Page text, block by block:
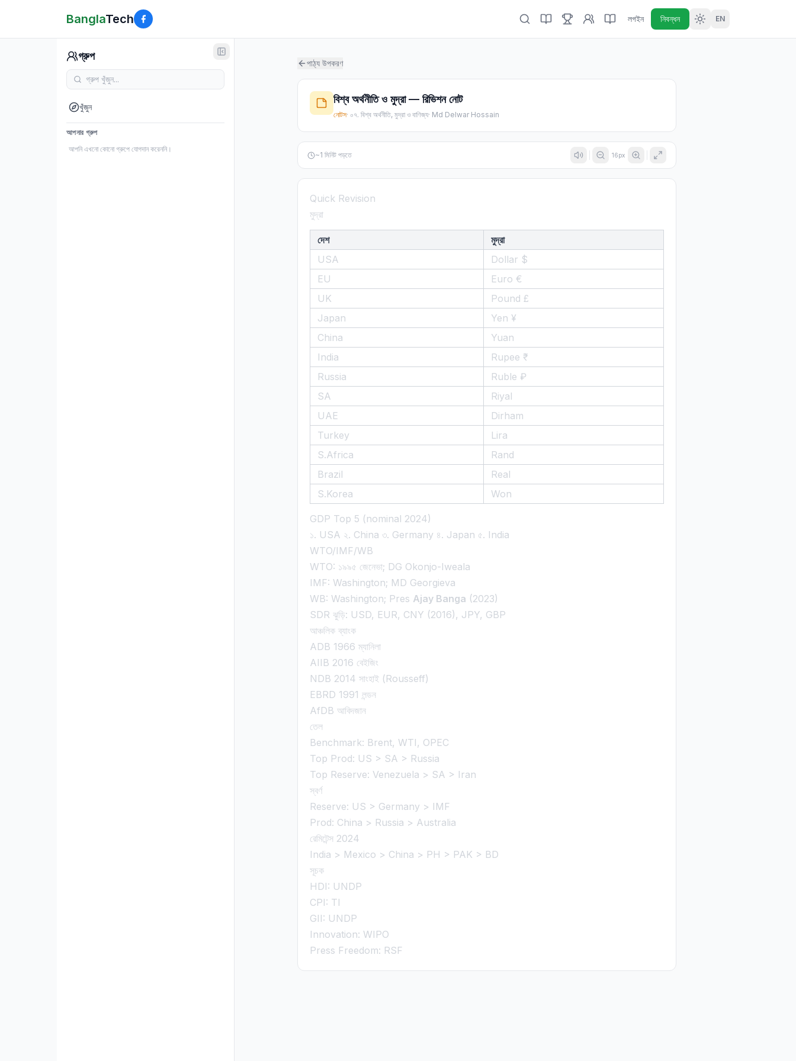
BanglaTech লগইন নিবন্ধন EN
গ্রুপ
খুঁজুন
আপনার গ্রুপ
আপনি এখনো কোনো গ্রুপে যোগদান করেননি।
পাঠ্য উপকরণ
বিশ্ব অর্থনীতি ও মুদ্রা — রিভিশন নোট
নোটস· ০৭. বিশ্ব অর্থনীতি, মুদ্রা ও বাণিজ্য· Md Delwar Hossain
~1 মিনিট পড়তে 16px
Quick Revision
মুদ্রা
দেশ
মুদ্রা
USA
Dollar $
EU
Euro €
UK
Pound £
Japan
Yen ¥
China
Yuan
India
Rupee ₹
Russia
Ruble ₽
SA
Riyal
UAE
Dirham
Turkey
Lira
S.Africa
Rand
Brazil
Real
S.Korea
Won
GDP Top 5 (nominal 2024)
১. USA ২. China ৩. Germany ৪. Japan ৫. India
WTO/IMF/WB
WTO: ১৯৯৫ জেনেভা; DG Okonjo-Iweala
IMF: Washington; MD Georgieva
WB: Washington; Pres Ajay Banga (2023)
SDR ঝুড়ি: USD, EUR, CNY (2016), JPY, GBP
আঞ্চলিক ব্যাংক
ADB 1966 ম্যানিলা
AIIB 2016 বেইজিং
NDB 2014 সাংহাই (Rousseff)
EBRD 1991 লন্ডন
AfDB আবিদজান
তেল
Benchmark: Brent, WTI, OPEC
Top Prod: US > SA > Russia
Top Reserve: Venezuela > SA > Iran
স্বর্ণ
Reserve: US > Germany > IMF
Prod: China > Russia > Australia
রেমিটেন্স 2024
India > Mexico > China > PH > PAK > BD
সূচক
HDI: UNDP
CPI: TI
GII: UNDP
Innovation: WIPO
Press Freedom: RSF